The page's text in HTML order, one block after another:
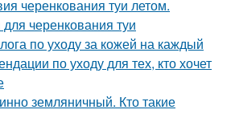
черенкования туи летом.
черенкования туи
по уходу за кожей на каждый
по уходу для тех, кто хочет
земляничный. Кто такие